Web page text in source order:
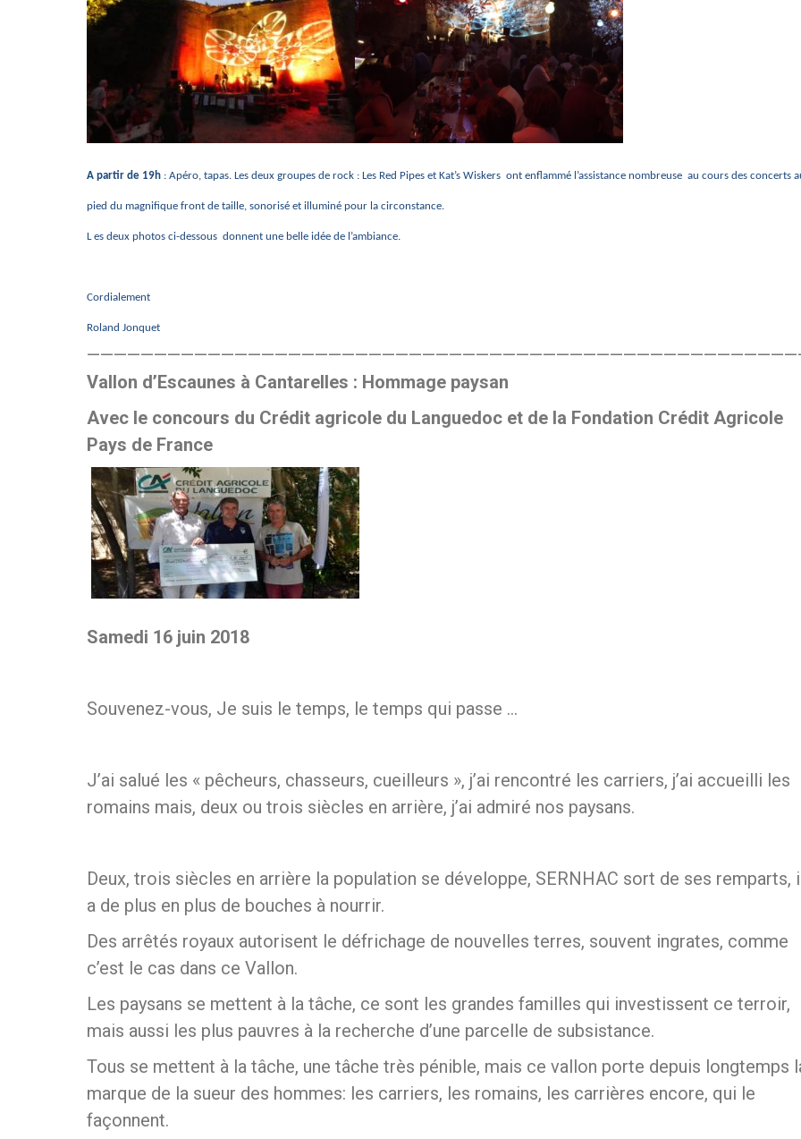
A partir de 19h : Apéro, tapas. Les deux groupes de rock : Les Red Pipes et Kat’s Wiskers ont enflammé l’assistance nombreuse au cours des concerts
pied du magnifique front de taille, sonorisé et illuminé pour la circonstance.
L es deux photos ci-dessous donnent une belle idée de l’ambiance.
Cordialement
Roland Jonquet
Vallon d’Escaunes à Cantarelles : Hommage paysan
Avec le concours du Crédit agricole du Languedoc et de la Fondation Crédit Agricole
Pays de France
Samedi 16 juin 2018
Souvenez-vous, Je suis le temps, le temps qui passe …
J’ai salué les « pêcheurs, chasseurs, cueilleurs », j’ai rencontré les carriers, j’ai accueilli les
romains mais, deux ou trois siècles en arrière, j’ai admiré nos paysans.
Deux, trois siècles en arrière la population se développe, SERNHAC sort de ses remparts,
a de plus en plus de bouches à nourrir.
Des arrêtés royaux autorisent le défrichage de nouvelles terres, souvent ingrates, comme
c’est le cas dans ce Vallon.
Les paysans se mettent à la tâche, ce sont les grandes familles qui investissent ce terroir,
mais aussi les plus pauvres à la recherche d’une parcelle de subsistance.
Tous se mettent à la tâche, une tâche très pénible, mais ce vallon porte depuis longtemps
marque de la sueur des hommes: les carriers, les romains, les carrières encore, qui le
façonnent.